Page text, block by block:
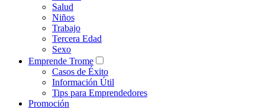
Salud
Niños
Trabajo
Tercera Edad
Sexo
Emprende Trome
Casos de Éxito
Información Útil
Tips para Emprendedores
Promoción